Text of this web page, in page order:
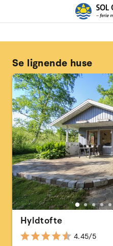
Se lignende huse
Hyldtofte
4.45/5